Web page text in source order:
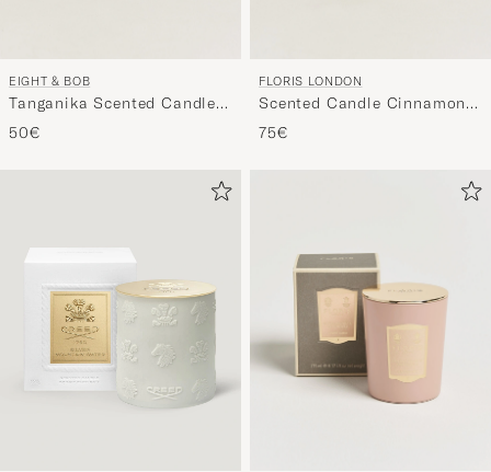
EIGHT & BOB
Tanganika Scented Candle
230g
50€
FLORIS LONDON
Scented Candle Cinnamon &
Tangerine 175g
75€